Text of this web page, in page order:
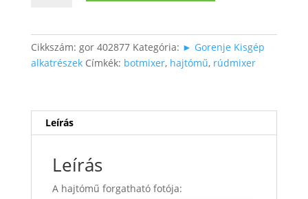
Cikkszám: gor 402877 Kategória: ► Gorenje Kisgép
alkatrészek Címkék: botmixer, hajtómű, rúdmixer
Leírás
Leírás
A hajtómű forgatható fotója: